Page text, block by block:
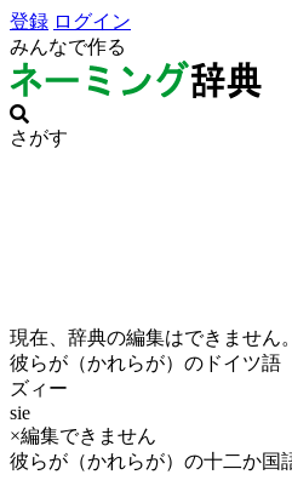
登録 ログイン
みんなで作る
さがす
現在、辞典の編集はできません。
彼らが（かれらが）のドイツ語
ズィー
sie
×編集できません
彼らが（かれらが）の十二か国